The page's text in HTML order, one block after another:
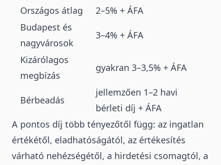
Országos átlag
2–5% + ÁFA
Budapest és
nagyvárosok
3–4% + ÁFA
Kizárólagos
megbízás
gyakran 3–3,5% + ÁFA
Bérbeadás
jellemzően 1–2 havi
bérleti díj + ÁFA
A pontos díj több tényezőtől függ: az ingatlan
értékétől, eladhatóságától, az értékesítés
várható nehézségétől, a hirdetési csomagtól, a